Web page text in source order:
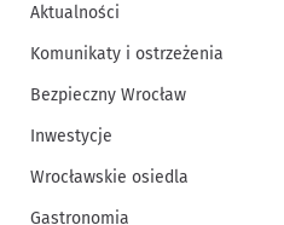
Aktualności
Komunikaty i ostrzeżenia
Bezpieczny Wrocław
Inwestycje
Wrocławskie osiedla
Gastronomia